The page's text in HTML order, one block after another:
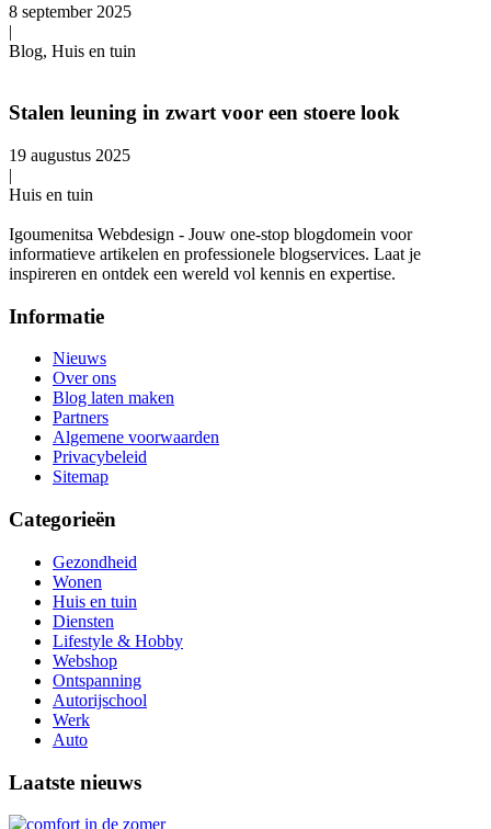
8 september 2025
|
Blog, Huis en tuin
Stalen leuning in zwart voor een stoere look
19 augustus 2025
|
Huis en tuin
Igoumenitsa Webdesign - Jouw one-stop blogdomein voor
informatieve artikelen en professionele blogservices. Laat je
inspireren en ontdek een wereld vol kennis en expertise.
Informatie
Nieuws
Over ons
Blog laten maken
Partners
Algemene voorwaarden
Privacybeleid
Sitemap
Categorieën
Gezondheid
Wonen
Huis en tuin
Diensten
Lifestyle & Hobby
Webshop
Ontspanning
Autorijschool
Werk
Auto
Laatste nieuws